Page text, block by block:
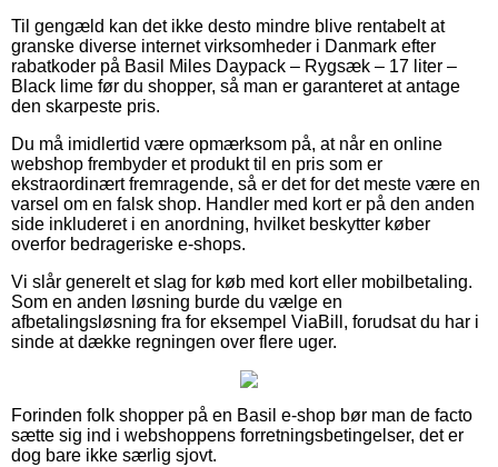
Til gengæld kan det ikke desto mindre blive rentabelt at
granske diverse internet virksomheder i Danmark efter
rabatkoder på Basil Miles Daypack – Rygsæk – 17 liter –
Black lime før du shopper, så man er garanteret at antage
den skarpeste pris.
Du må imidlertid være opmærksom på, at når en online
webshop frembyder et produkt til en pris som er
ekstraordinært fremragende, så er det for det meste være en
varsel om en falsk shop. Handler med kort er på den anden
side inkluderet i en anordning, hvilket beskytter køber
overfor bedrageriske e-shops.
Vi slår generelt et slag for køb med kort eller mobilbetaling.
Som en anden løsning burde du vælge en
afbetalingsløsning fra for eksempel ViaBill, forudsat du har i
sinde at dække regningen over flere uger.
Forinden folk shopper på en Basil e-shop bør man de facto
sætte sig ind i webshoppens forretningsbetingelser, det er
dog bare ikke særlig sjovt.